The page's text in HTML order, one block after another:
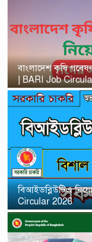
বাংলাদেশ কৃষি
| BARI Job
বিআইডব্লিউটিএ
Circular 2026